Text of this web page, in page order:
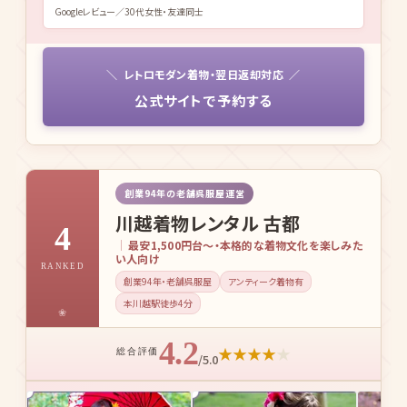
Googleレビュー／30代女性・友達同士
レトロモダン着物・翌日返却対応
公式サイトで予約する
4
RANKED
創業94年の老舗呉服屋運営
川越着物レンタル 古都
最安1,500円台〜・本格的な着物文化を楽しみた
い人向け
創業94年・老舗呉服屋
アンティーク着物有
本川越駅徒歩4分
総合評価 4.2/5.0★★★★★